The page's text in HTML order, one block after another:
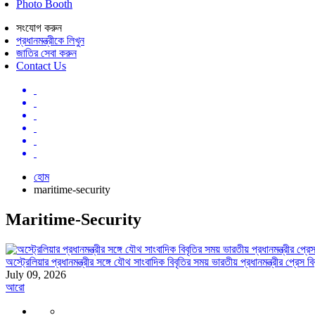
Photo Booth
সংযোগ করুন
প্রধানমন্ত্রীকে লিখুন
জাতির সেবা করুন
Contact Us
হোম
maritime-security
Maritime-Security
অস্ট্রেলিয়ার প্রধানমন্ত্রীর সঙ্গে যৌথ সাংবাদিক বিবৃতির সময় ভারতীয় প্রধানমন্ত্রীর প্রেস
July 09, 2026
আরো